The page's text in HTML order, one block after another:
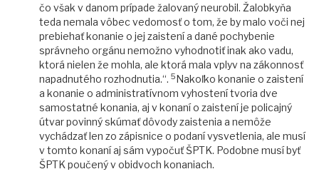
čo však v danom prípade žalovaný neurobil. Žalobkyňa
teda nemala vôbec vedomosť o tom, že by malo voči nej
prebiehať konanie o jej zaistení a dané pochybenie
správneho orgánu nemožno vyhodnotiť inak ako vadu,
ktorá nielen že mohla, ale ktorá mala vplyv na zákonnosť
napadnutého rozhodnutia.“. 5Nakoľko konanie o zaistení
a konanie o administratívnom vyhostení tvoria dve
samostatné konania, aj v konaní o zaistení je policajný
útvar povinný skúmať dôvody zaistenia a nemôže
vychádzať len zo zápisnice o podaní vysvetlenia, ale musí
v tomto konaní aj sám vypočuť ŠPTK. Podobne musí byť
ŠPTK poučený v obidvoch konaniach.